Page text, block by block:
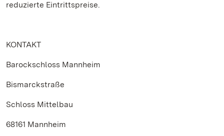
reduzierte Eintrittspreise.
KONTAKT
Barockschloss Mannheim
Bismarckstraße
Schloss Mittelbau
68161 Mannheim